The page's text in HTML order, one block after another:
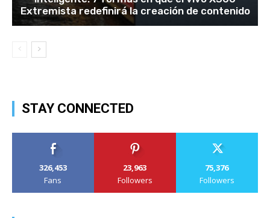
Extremista redefinirá la creación de contenido
STAY CONNECTED
326,453
Fans
23,963
Followers
75,376
Followers